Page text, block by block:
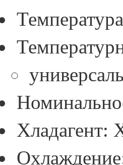
Хладагент: